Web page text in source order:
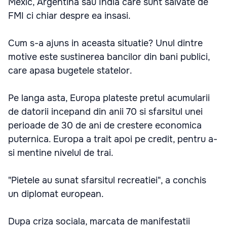
FMI ci chiar despre ea insasi.
Cum s-a ajuns in aceasta situatie? Unul dintre
motive este sustinerea bancilor din bani publici,
care apasa bugetele statelor.
Pe langa asta, Europa plateste pretul acumularii
de datorii incepand din anii 70 si sfarsitul unei
perioade de 30 de ani de crestere economica
puternica. Europa a trait apoi pe credit, pentru a-
si mentine nivelul de trai.
"Pietele au sunat sfarsitul recreatiei", a conchis
un diplomat european.
Dupa criza sociala, marcata de manifestatii